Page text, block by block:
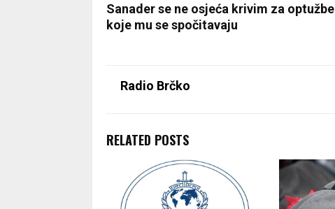
Sanader se ne osjeća krivim za optužbe
koje mu se spočitavaju
Radio Brčko
RELATED POSTS